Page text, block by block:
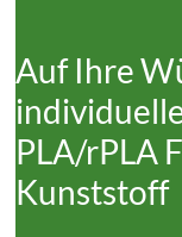
Auf Ihre
PLA/rPLA
Kunststoff